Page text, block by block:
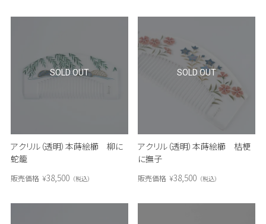
アクリル（透明）本蒔絵櫛 柳に
蛇籠
販売価格 ¥38,500 税込
SOLD OUT
アクリル（透明）本蒔絵櫛 桔梗
に撫子
販売価格 ¥38,500 税込
SOLD OUT